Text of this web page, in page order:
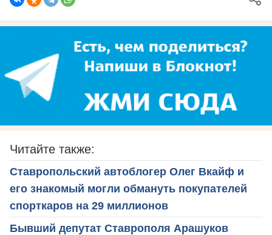
Читайте также:
Ставропольский автоблогер Олег Вкайф и
его знакомый могли обмануть покупателей
спорткаров на 29 миллионов
Бывший депутат Ставрополя Арашуков